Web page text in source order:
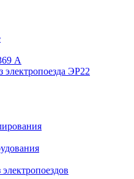
А
электропоезда ЭР22